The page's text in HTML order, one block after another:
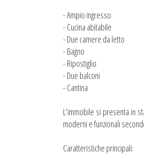
- Ampio ingresso
- Cucina abitabile
- Due camere da letto
- Bagno
- Ripostiglio
- Due balconi
- Cantina
L’immobile si presenta in
moderni e funzionali
Caratteristiche principali: